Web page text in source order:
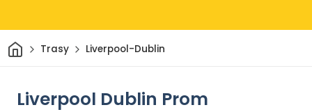
DomTrasy Liverpool-Dublin
Liverpool Dublin Prom